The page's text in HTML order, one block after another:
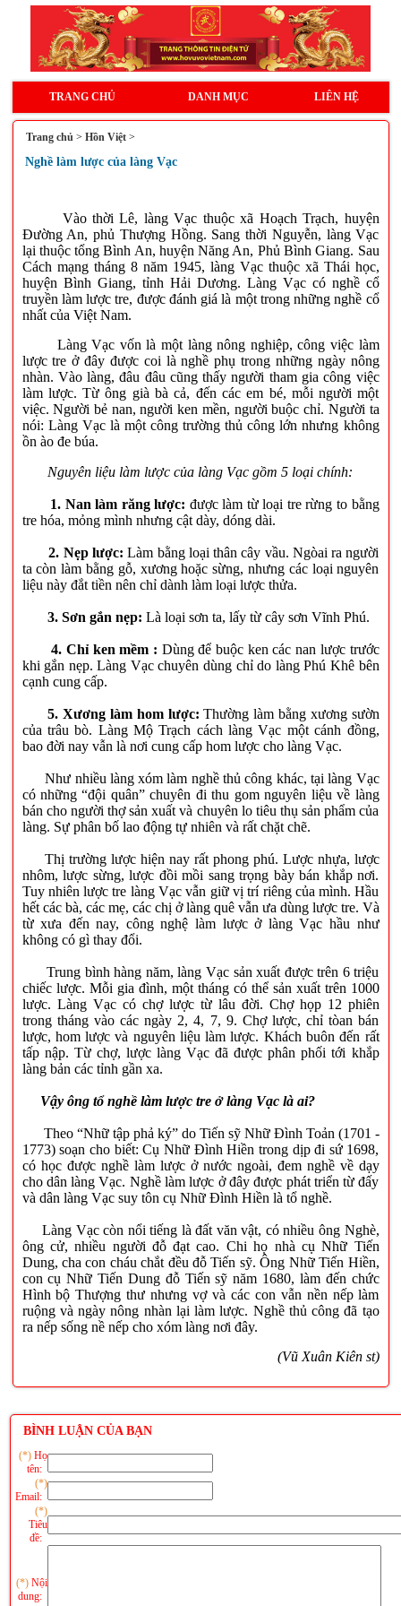
TRANG CHỦ DANH MỤC LIÊN HỆ
Trang chủ > Hồn Việt>
Nghề làm lược của làng Vạc
Vào thời Lê, làng Vạc thuộc xã Hoạch Trạch, huyện
Đường An, phủ Thượng Hồng. Sang thời Nguyễn, làng Vạc
lại thuộc tổng Bình An, huyện Năng An, Phủ Bình Giang. Sau
Cách mạng tháng 8 năm 1945, làng Vạc thuộc xã Thái học,
huyện Bình Giang, tỉnh Hải Dương. Làng Vạc có nghề cổ
truyền làm lược tre, được đánh giá là một trong những nghề cổ
nhất của Việt Nam.
Làng Vạc vốn là một làng nông nghiệp, công việc làm
lược tre ở đây được coi là nghề phụ trong những ngày nông
nhàn. Vào làng, đâu đâu cũng thấy người tham gia công việc
làm lược. Từ ông già bà cả, đến các em bé, mỗi người một
việc. Người bẻ nan, người ken mền, người buộc chỉ. Người ta
nói: Làng Vạc là một công trường thủ công lớn nhưng không
ồn ào đe búa.
Nguyên liệu làm lược của làng Vạc gồm 5 loại chính:
1. Nan làm răng lược: được làm từ loại tre rừng to bằng
tre hóa, mỏng mình nhưng cật dày, dóng dài.
2. Nẹp lược: Làm bằng loại thân cây vầu. Ngòai ra người
ta còn làm bằng gỗ, xương hoặc sừng, nhưng các loại nguyên
liệu này đắt tiền nên chỉ dành làm loại lược thửa.
3. Sơn gắn nẹp: Là loại sơn ta, lấy từ cây sơn Vĩnh Phú.
4. Chỉ ken mềm : Dùng để buộc ken các nan lược trước
khi gắn nẹp. Làng Vạc chuyên dùng chỉ do làng Phú Khê bên
cạnh cung cấp.
5. Xương làm hom lược: Thường làm bằng xương sườn
của trâu bò. Làng Mộ Trạch cách làng Vạc một cánh đồng,
bao đời nay vẫn là nơi cung cấp hom lược cho làng Vạc.
Như nhiều làng xóm làm nghề thủ công khác, tại làng Vạc
có những “đội quân” chuyên đi thu gom nguyên liệu về làng
bán cho người thợ sản xuất và chuyên lo tiêu thụ sản phẩm của
làng. Sự phân bố lao động tự nhiên và rất chặt chẽ.
Thị trường lược hiện nay rất phong phú. Lược nhựa, lược
nhôm, lược sừng, lược đồi mồi sang trọng bày bán khắp nơi.
Tuy nhiên lược tre làng Vạc vẫn giữ vị trí riêng của mình. Hầu
hết các bà, các mẹ, các chị ở làng quê vẫn ưa dùng lược tre. Và
từ xưa đến nay, công nghệ làm lược ở làng Vạc hầu như
không có gì thay đổi.
Trung bình hàng năm, làng Vạc sản xuất được trên 6 triệu
chiếc lược. Mỗi gia đình, một tháng có thể sản xuất trên 1000
lược. Làng Vạc có chợ lược từ lâu đời. Chợ họp 12 phiên
trong tháng vào các ngày 2, 4, 7, 9. Chợ lược, chỉ tòan bán
lược, hom lược và nguyên liệu làm lược. Khách buôn đến rất
tấp nập. Từ chợ, lược làng Vạc đã được phân phối tới khắp
làng bản các tỉnh gần xa.
Vậy ông tổ nghề làm lược tre ở làng Vạc là ai?
Theo “Nhữ tập phả ký” do Tiến sỹ Nhữ Đình Toản (1701 -
1773) soạn cho biết: Cụ Nhữ Đình Hiền trong dịp đi sứ 1698,
có học được nghề làm lược ở nước ngoài, đem nghề về dạy
cho dân làng Vạc. Nghề làm lược ở đây được phát triển từ đấy
và dân làng Vạc suy tôn cụ Nhữ Đình Hiền là tổ nghề.
Làng Vạc còn nổi tiếng là đất văn vật, có nhiều ông Nghè,
ông cử, nhiều người đỗ đạt cao. Chi họ nhà cụ Nhữ Tiến
Dung, cha con cháu chắt đều đỗ Tiến sỹ. Ông Nhữ Tiến Hiền,
con cụ Nhữ Tiến Dung đỗ Tiến sỹ năm 1680, làm đến chức
Hình bộ Thượng thư nhưng vợ và các con vẫn nền nếp làm
ruộng và ngày nông nhàn lại làm lược. Nghề thủ công đã tạo
ra nếp sống nề nếp cho xóm làng nơi đây.
(Vũ Xuân Kiên st)
BÌNH LUẬN CỦA BẠN
(*) Họ
tên:
(*)
Email:
(*)
Tiêu
đề:
(*) Nội
dung: